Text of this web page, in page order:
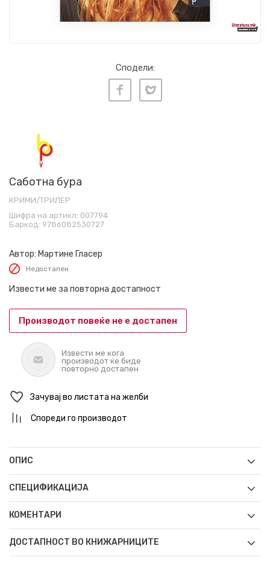
Сподели:
Саботна бура
КРИМИ/ТРИЛЕР
Шифра на артикл: 007794
Баркод: 9786082530727
Автор: Мартине Гласер
Недостапен
Извести ме за повторна достапност
Производот повеќе не е достапен
Извести ме кога
производот ќе биде
повторно достапен
Зачувај во листата на желби
Спореди го производот
ОПИС
СПЕЦИФИКАЦИЈА
КОМЕНТАРИ
ДОСТАПНОСТ ВО КНИЖАРНИЦИТЕ